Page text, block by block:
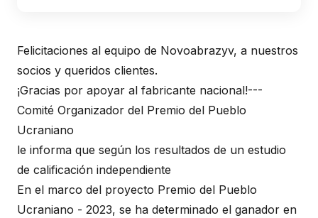
Felicitaciones al equipo de Novoabrazyv, a nuestros
socios y queridos clientes.
¡Gracias por apoyar al fabricante nacional!---
Comité Organizador del Premio del Pueblo
Ucraniano
le informa que según los resultados de un estudio
de calificación independiente
En el marco del proyecto Premio del Pueblo
Ucraniano - 2023, se ha determinado el ganador en